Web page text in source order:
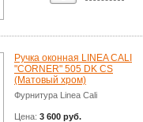
Ручка оконная LINEA CALI
"CORNER" 505 DK CS
(Матовый хром)
Фурнитура Linea Cali
Цена: 3 600 руб.